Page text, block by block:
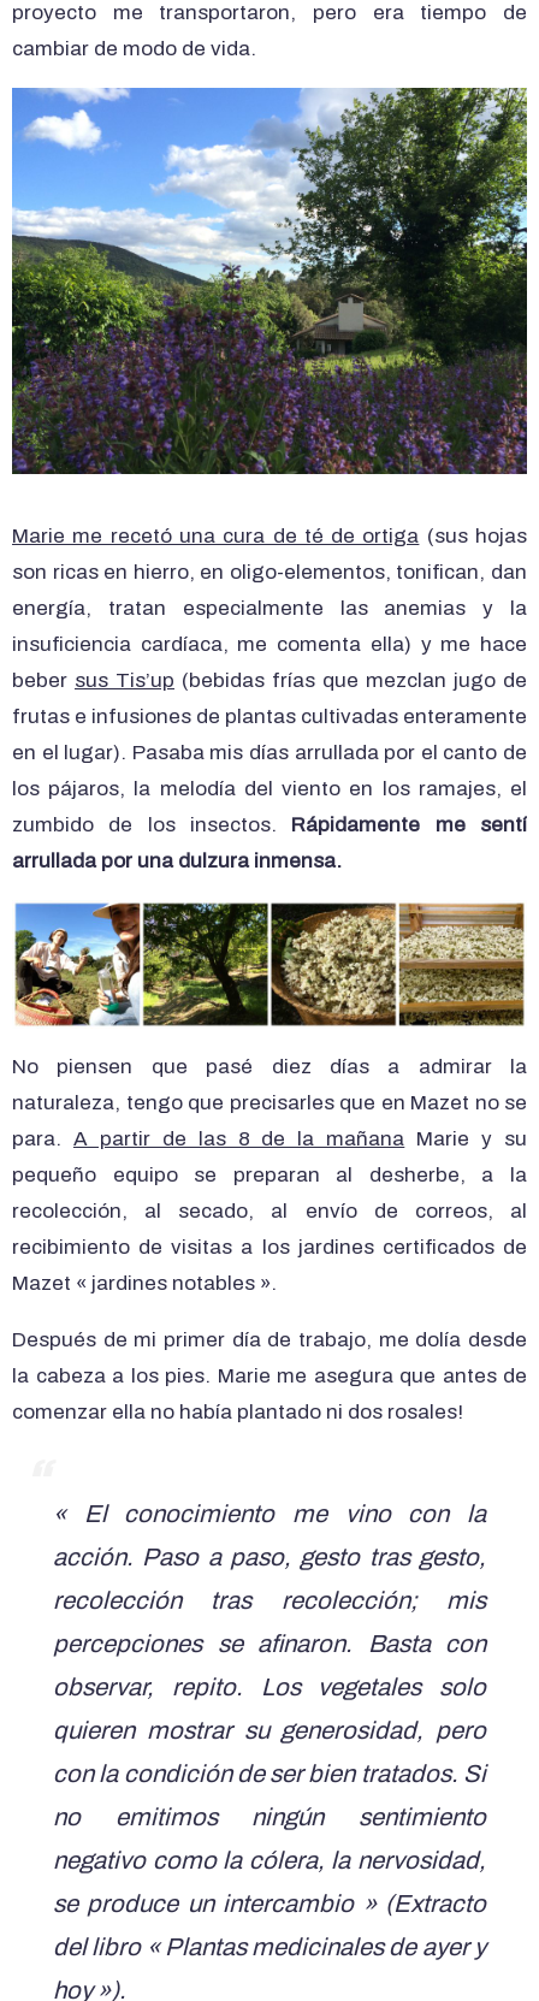
proyecto me transportaron, pero era tiempo de
cambiar de modo de vida.
Marie me recetó una cura de té de ortiga (sus hojas
son ricas en hierro, en oligo-elementos, tonifican, dan
energía, tratan especialmente las anemias y la
insuficiencia cardíaca, me comenta ella) y me hace
beber sus Tis’up (bebidas frías que mezclan jugo de
frutas e infusiones de plantas cultivadas enteramente
en el lugar). Pasaba mis días arrullada por el canto de
los pájaros, la melodía del viento en los ramajes, el
zumbido de los insectos. Rápidamente me sentí
arrullada por una dulzura inmensa.
No piensen que pasé diez días a admirar la
naturaleza, tengo que precisarles que en Mazet no se
para. A partir de las 8 de la mañana Marie y su
pequeño equipo se preparan al desherbe, a la
recolección, al secado, al envío de correos, al
recibimiento de visitas a los jardines certificados de
Mazet « jardines notables ».
Después de mi primer día de trabajo, me dolía desde
la cabeza a los pies. Marie me asegura que antes de
comenzar ella no había plantado ni dos rosales!
« El conocimiento me vino con la
acción. Paso a paso, gesto tras gesto,
recolección tras recolección; mis
percepciones se afinaron. Basta con
observar, repito. Los vegetales solo
quieren mostrar su generosidad, pero
con la condición de ser bien tratados. Si
no emitimos ningún sentimiento
negativo como la cólera, la nervosidad,
se produce un intercambio » (Extracto
del libro « Plantas medicinales de ayer y
hoy »).